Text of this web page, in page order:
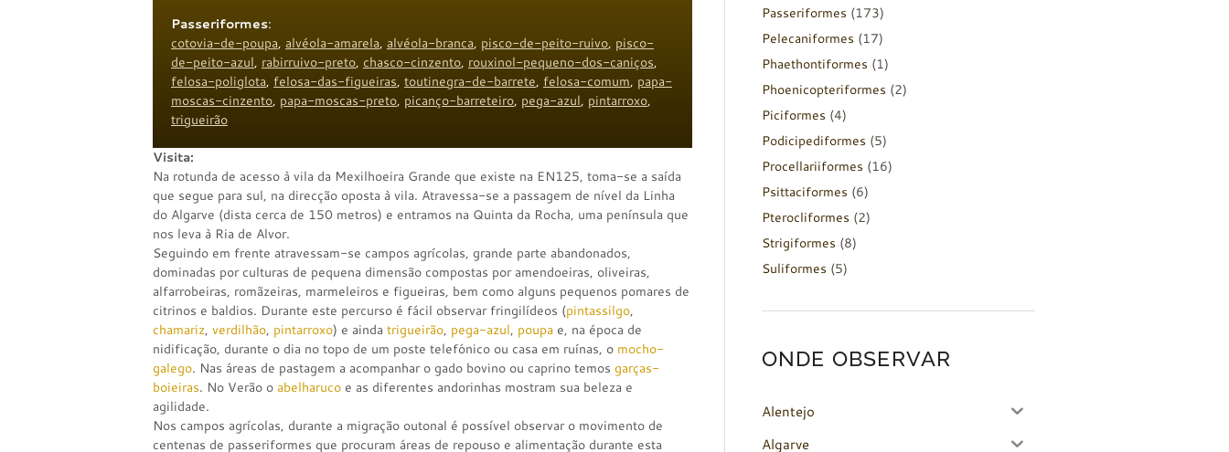
Passeriformes:
cotovia-de-poupa, alvéola-amarela, alvéola-branca, pisco-de-peito-ruivo, pisco-
de-peito-azul, rabirruivo-preto, chasco-cinzento, rouxinol-pequeno-dos-caniços,
felosa-poliglota, felosa-das-figueiras, toutinegra-de-barrete, felosa-comum, papa-
moscas-cinzento, papa-moscas-preto, picanço-barreteiro, pega-azul, pintarroxo,
trigueirão
Visita:
Na rotunda de acesso à vila da Mexilhoeira Grande que existe na EN125, toma-se a saída
que segue para sul, na direcção oposta à vila. Atravessa-se a passagem de nível da Linha
do Algarve (dista cerca de 150 metros) e entramos na Quinta da Rocha, uma península que
nos leva à Ria de Alvor.
Seguindo em frente atravessam-se campos agrícolas, grande parte abandonados,
dominadas por culturas de pequena dimensão compostas por amendoeiras, oliveiras,
alfarrobeiras, romãzeiras, marmeleiros e figueiras, bem como alguns pequenos pomares de
citrinos e baldios. Durante este percurso é fácil observar fringilídeos (pintassilgo,
chamariz, verdilhão, pintarroxo) e ainda trigueirão, pega-azul, poupa e, na época de
nidificação, durante o dia no topo de um poste telefónico ou casa em ruínas, o mocho-
galego. Nas áreas de pastagem a acompanhar o gado bovino ou caprino temos garças-
boieiras. No Verão o abelharuco e as diferentes andorinhas mostram sua beleza e
agilidade.
Nos campos agrícolas, durante a migração outonal é possível observar o movimento de
centenas de passeriformes que procuram áreas de repouso e alimentação durante esta
Passeriformes (173)
Pelecaniformes (17)
Phaethontiformes (1)
Phoenicopteriformes (2)
Piciformes (4)
Podicipediformes (5)
Procellariiformes (16)
Psittaciformes (6)
Pterocliformes (2)
Strigiformes (8)
Suliformes (5)
ONDE OBSERVAR
Alentejo
Algarve